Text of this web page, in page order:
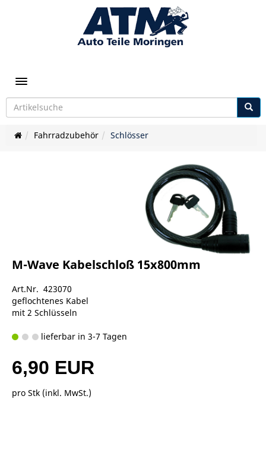
Toggle navigation
Fahrradzubehör Schlösser
M-Wave Kabelschloß 15x800mm
Art.Nr. 423070
geflochtenes Kabel
mit 2 Schlüsseln
lieferbar in 3-7 Tagen
6,90 EUR
pro Stk (inkl. MwSt.)